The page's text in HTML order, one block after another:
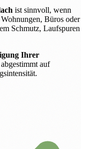
ist sinnvoll, wenn
Büros oder
Schmutz, Laufspuren
Ihrer
auf